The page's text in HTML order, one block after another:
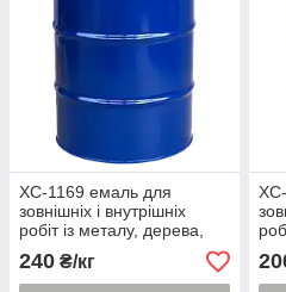
ХС-1169 емаль для
зовнішніх і внутрішніх
робіт із металу, дерева,
цегли та бетону купити
Київ
240 ₴/кг